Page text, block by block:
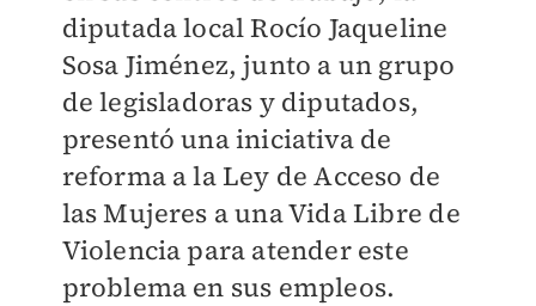
diputada local Rocío Jaqueline
Sosa Jiménez, junto a un grupo
de legisladoras y diputados,
presentó una iniciativa de
reforma a la Ley de Acceso de
las Mujeres a una Vida Libre de
Violencia para atender este
problema en sus empleos.